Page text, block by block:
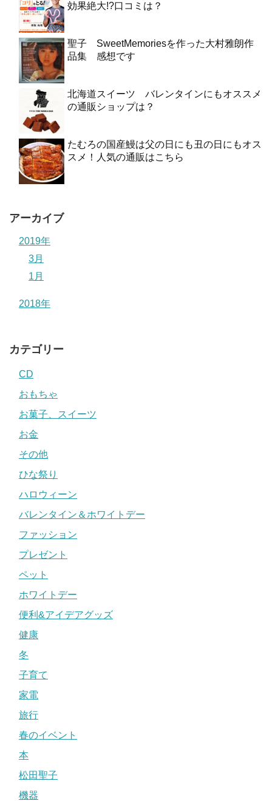
効果絶大!?口コミは？
聖子 SweetMemoriesを作った大村雅朗作
品集 感想です
北海道スイーツ バレンタインにもオススメ
の通販ショップは？
たむろの国産鰻は父の日にも丑の日にもオス
スメ！人気の通販はこちら
アーカイブ
2019年
3月
1月
2018年
カテゴリー
CD
おもちゃ
お菓子、スイーツ
お金
その他
ひな祭り
ハロウィーン
バレンタイン＆ホワイトデー
ファッション
プレゼント
ペット
ホワイトデー
便利&アイデアグッズ
健康
冬
子育て
家電
旅行
春のイベント
本
松田聖子
機器